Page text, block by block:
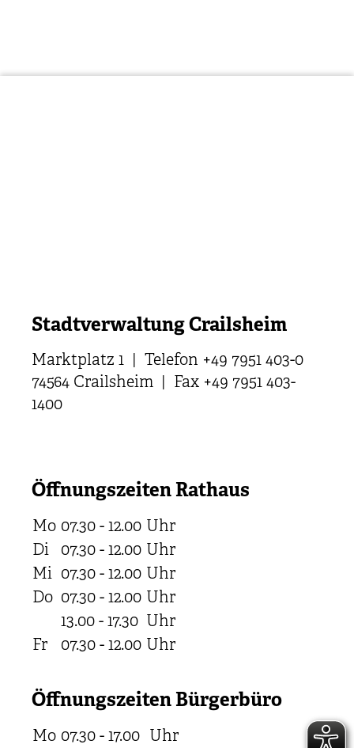
Stadtverwaltung Crailsheim
Marktplatz 1 | Telefon +49 7951 403-0
74564 Crailsheim | Fax +49 7951 403-
1400
Öffnungszeiten Rathaus
Mo 07.30 - 12.00 Uhr
Di
07.30 - 12.00 Uhr
Mi 07.30 - 12.00 Uhr
Do 07.30 - 12.00 Uhr
13.00 - 17.30 Uhr
Fr
07.30 - 12.00 Uhr
Öffnungszeiten Bürgerbüro
Mo 07.30 - 17.00 Uhr